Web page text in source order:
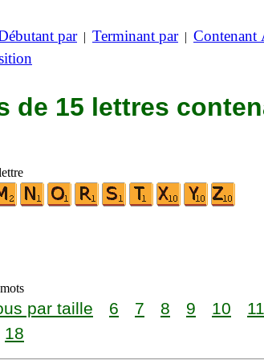
par| Terminant par| Contenant
de 15 lettres
par taille 6 7 8 9 10 11
18